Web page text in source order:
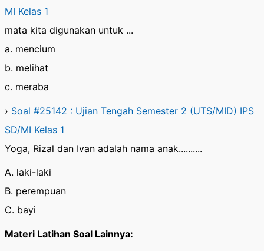
MI Kelas 1
mata kita digunakan untuk ...
a. mencium
b. melihat
c. meraba
› Soal #25142 : Ujian Tengah Semester 2 (UTS/MID) IPS
SD/MI Kelas 1
Yoga, Rizal dan Ivan adalah nama anak..........
A. laki-laki
B. perempuan
C. bayi
Materi Latihan Soal Lainnya: